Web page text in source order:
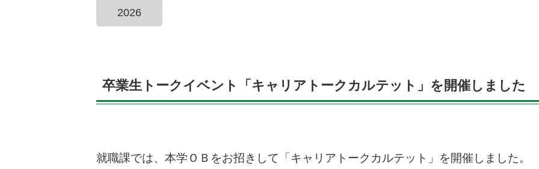
2026
卒業生トークイベント「キャリアトークカルテット」を開催しました
就職課では、本学ＯＢをお招きして「キャリアトークカルテット」を開催しました。